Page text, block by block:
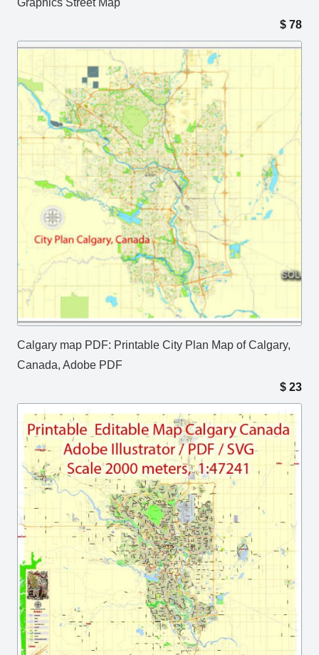
Graphics Street Map
$ 78
Calgary map PDF: Printable City Plan Map of Calgary,
Canada, Adobe PDF
$ 23